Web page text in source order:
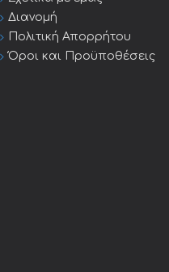
Διανομή
Πολιτική Απορρήτου
Όροι και Προϋποθέσεις